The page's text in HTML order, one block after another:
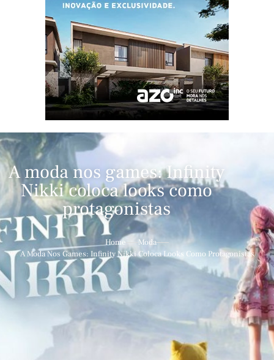
A moda nos games: Infinity
Nikki coloca looks como
protagonistas
Home
Moda
A Moda Nos Games: Infinity Nikki Coloca Looks Como Protagonistas